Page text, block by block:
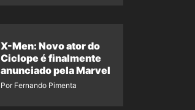
X-Men: Novo ator do
Ciclope é finalmente
anunciado pela Marvel
Por Fernando Pimenta